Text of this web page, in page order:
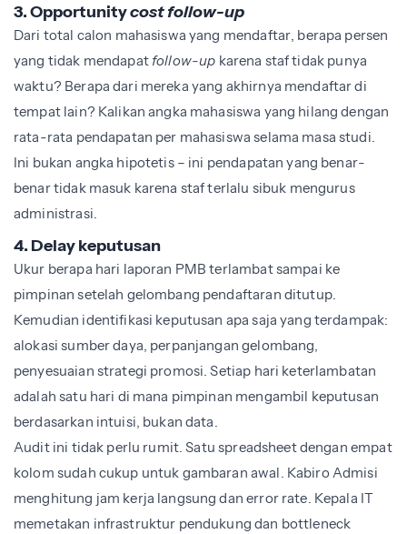
3. Opportunitycost follow-up
Dari total calon mahasiswa yang mendaftar, berapa persen
yang tidak mendapatfollow-up karena staf tidak punya
waktu? Berapa dari mereka yang akhirnya mendaftar di
tempat lain? Kalikan angka mahasiswa yang hilang dengan
rata-rata pendapatan per mahasiswa selama masa studi.
Ini bukan angka hipotetis – ini pendapatan yang benar-
benar tidak masuk karena staf terlalu sibuk mengurus
administrasi.
4. Delay keputusan
Ukur berapa hari laporan PMB terlambat sampai ke
pimpinan setelah gelombang pendaftaran ditutup.
Kemudian identifikasi keputusan apa saja yang terdampak:
alokasi sumber daya, perpanjangan gelombang,
penyesuaian strategi promosi. Setiap hari keterlambatan
adalah satu hari di mana pimpinan mengambil keputusan
berdasarkan intuisi, bukan data.
Audit ini tidak perlu rumit. Satu spreadsheet dengan empat
kolom sudah cukup untuk gambaran awal. Kabiro Admisi
menghitung jam kerja langsung dan error rate. Kepala IT
memetakan infrastruktur pendukung dan bottleneck